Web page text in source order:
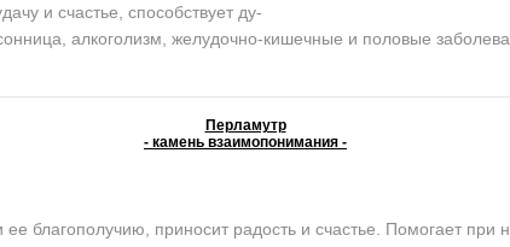
и счастье, способствует ду-
алкоголизм, желудочно-кишечные и половые
Перламутр
- камень взаимопонимания -
благополучию, приносит радость и счастье. Помогает при